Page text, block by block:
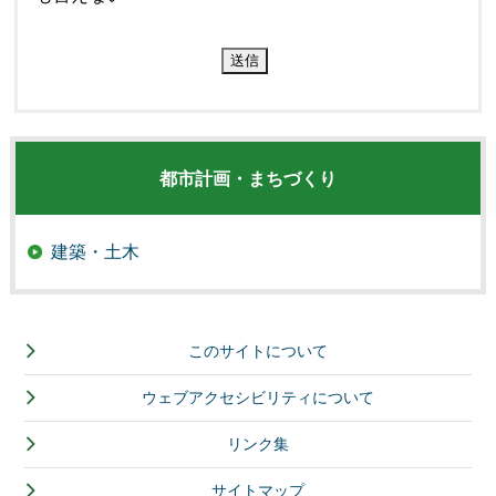
都市計画・まちづくり
建築・土木
このサイトについて
ウェブアクセシビリティについて
リンク集
サイトマップ